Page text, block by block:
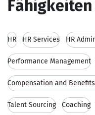
HR HR Services HR
Performance Management
Compensation and
Talent Sourcing Coaching